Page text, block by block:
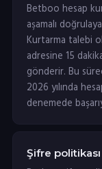
Betboo hesap
aşamalı
Kurtarma talebi
adresine 15
gönderir. Bu
2026 yılında
denemede
Şifre